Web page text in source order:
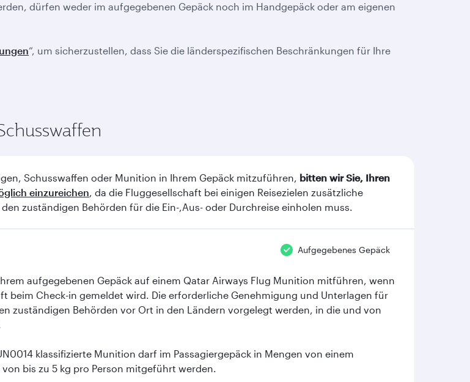
dürfen weder im aufgegebenen Gepäck noch im Handgepäck oder am eigenen
“, um sicherzustellen, dass Sie die länderspezifischen Beschränkungen für Ihre
Schusswaffen oder Munition in Ihrem Gepäck mitzuführen, bitten wir Sie, Ihren
einzureichen, da die Fluggesellschaft bei einigen Reisezielen zusätzliche
zuständigen Behörden für die Ein-,Aus- oder Durchreise einholen muss.
Aufgegebenes Gepäck
aufgegebenen Gepäck auf einem Qatar Airways Flug Munition mitführen, wenn
beim Check-in gemeldet wird. Die erforderliche Genehmigung und Unterlagen für
zuständigen Behörden vor Ort in den Ländern vorgelegt werden, in die und von
klassifizierte Munition darf im Passagiergepäck in Mengen von einem
bis zu 5 kg pro Person mitgeführt werden.